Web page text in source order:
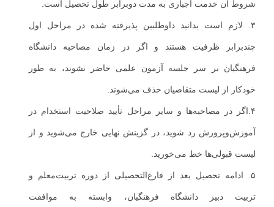
شروط آن خدمت اجباری به مدت دوبرابر طول تحصیل است.
۳. لازم است بدانید داوطلبین پذیرفته شده در مراحل اول
چندبرابر ظرفیت هستند و اگر در زمان مصاحبه دانشگاه
فرهنگیان بر سر جلسه آزمون علمی حاضر نشوند، به طور
خودکار از لیست متقاضیان حذف می‌شوند.
۴.اگر در مصاحبه‌ها و سایر مراحل تأیید صلاحیت استخدام در
آموزش‌وپرورش رد شوید، در گزینش نهایی خارج می‌شوید و از
لیست قبولی‌ها خط می‌خورید.
۵. ادامه تحصیل بعد از فارغ‌التحصیلی از دوره تربیت‌معلم و
تربیت دبیر دانشگاه فرهنگیان، وابسته به موافقت